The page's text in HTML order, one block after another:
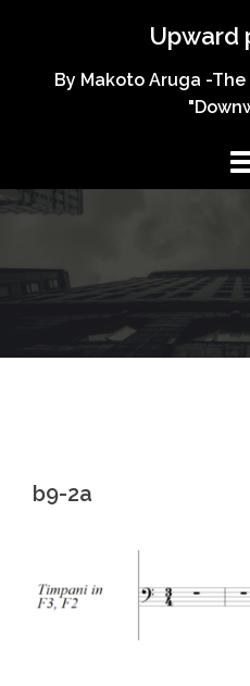
ス
キ
Upward
By Makoto Aruga -
b9-2a